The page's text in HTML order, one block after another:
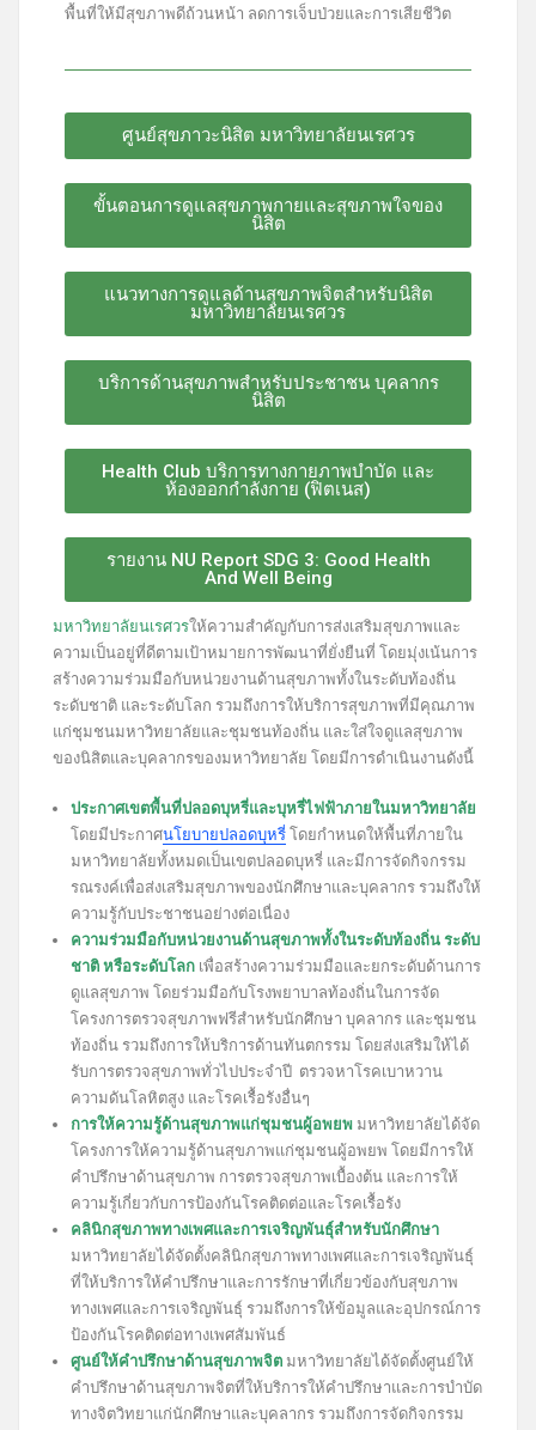
พื้นที่ให้มีสุขภาพดีถ้วนหน้า ลดการเจ็บป่วยและการเสียชีวิต
ศูนย์สุขภาวะนิสิต มหาวิทยาลัยนเรศวร
ขั้นตอนการดูแลสุขภาพกายและสุขภาพใจของ
นิสิต
แนวทางการดูแลด้านสุขภาพจิตสำหรับนิสิต
มหาวิทยาลัยนเรศวร
บริการด้านสุขภาพสำหรับประชาชน บุคลากร
นิสิต
Health Club บริการทางกายภาพบำบัด และ
ห้องออกกำลังกาย (ฟิตเนส)
รายงาน NU Report SDG 3: Good Health
And Well Being
มหาวิทยาลัยนเรศวรให้ความสำคัญกับการส่งเสริมสุขภาพและ
ความเป็นอยู่ที่ดีตามเป้าหมายการพัฒนาที่ยั่งยืนที่ โดยมุ่งเน้นการ
สร้างความร่วมมือกับหน่วยงานด้านสุขภาพทั้งในระดับท้องถิ่น
ระดับชาติ และระดับโลก รวมถึงการให้บริการสุขภาพที่มีคุณภาพ
แก่ชุมชนมหาวิทยาลัยและชุมชนท้องถิ่น และใส่ใจดูแลสุขภาพ
ของนิสิตและบุคลากรของมหาวิทยาลัย โดยมีการดำเนินงานดังนี้
ประกาศเขตพื้นที่ปลอดบุหรี่และบุหรี่ไฟฟ้าภายในมหาวิทยาลัย
โดยมีประกาศนโยบายปลอดบุหรี่โดยกำหนดให้พื้นที่ภายใน
มหาวิทยาลัยทั้งหมดเป็นเขตปลอดบุหรี่ และมีการจัดกิจกรรม
รณรงค์เพื่อส่งเสริมสุขภาพของนักศึกษาและบุคลากร รวมถึงให้
ความรู้กับประชาชนอย่างต่อเนื่อง
ความร่วมมือกับหน่วยงานด้านสุขภาพทั้งในระดับท้องถิ่น ระดับ
ชาติ หรือระดับโลกเพื่อสร้างความร่วมมือและยกระดับด้านการ
ดูแลสุขภาพ โดยร่วมมือกับโรงพยาบาลท้องถิ่นในการจัด
โครงการตรวจสุขภาพฟรีสำหรับนักศึกษา บุคลากร และชุมชน
ท้องถิ่น รวมถึงการให้บริการด้านทันตกรรม โดยส่งเสริมให้ได้
รับการตรวจสุขภาพทั่วไปประจำปี ตรวจหาโรคเบาหวาน
ความดันโลหิตสูง และโรคเรื้อรังอื่นๆ
การให้ความรู้ด้านสุขภาพแก่ชุมชนผู้อพยพมหาวิทยาลัยได้จัด
โครงการให้ความรู้ด้านสุขภาพแก่ชุมชนผู้อพยพ โดยมีการให้
คำปรึกษาด้านสุขภาพ การตรวจสุขภาพเบื้องต้น และการให้
ความรู้เกี่ยวกับการป้องกันโรคติดต่อและโรคเรื้อรัง
คลินิกสุขภาพทางเพศและการเจริญพันธุ์สำหรับนักศึกษา
มหาวิทยาลัยได้จัดตั้งคลินิกสุขภาพทางเพศและการเจริญพันธุ์
ที่ให้บริการให้คำปรึกษาและการรักษาที่เกี่ยวข้องกับสุขภาพ
ทางเพศและการเจริญพันธุ์ รวมถึงการให้ข้อมูลและอุปกรณ์การ
ป้องกันโรคติดต่อทางเพศสัมพันธ์
ศูนย์ให้คำปรึกษาด้านสุขภาพจิตมหาวิทยาลัยได้จัดตั้งศูนย์ให้
คำปรึกษาด้านสุขภาพจิตที่ให้บริการให้คำปรึกษาและการบำบัด
ทางจิตวิทยาแก่นักศึกษาและบุคลากร รวมถึงการจัดกิจกรรม